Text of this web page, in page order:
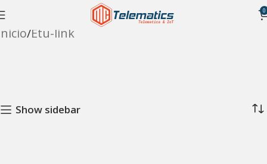
0
Etu-link
Show sidebar